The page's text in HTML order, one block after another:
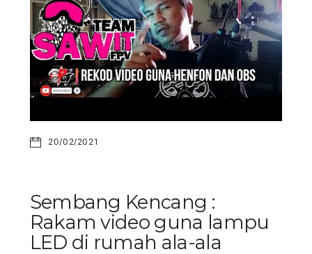
20/02/2021
Sembang Kencang :
Rakam video guna lampu
LED di rumah ala-ala